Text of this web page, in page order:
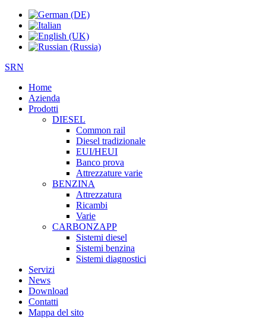
SRN
Home
Azienda
Prodotti
DIESEL
Common rail
Diesel tradizionale
EUI/HEUI
Banco prova
Attrezzature varie
BENZINA
Attrezzatura
Ricambi
Varie
CARBONZAPP
Sistemi diesel
Sistemi benzina
Sistemi diagnostici
Servizi
News
Download
Contatti
Mappa del sito